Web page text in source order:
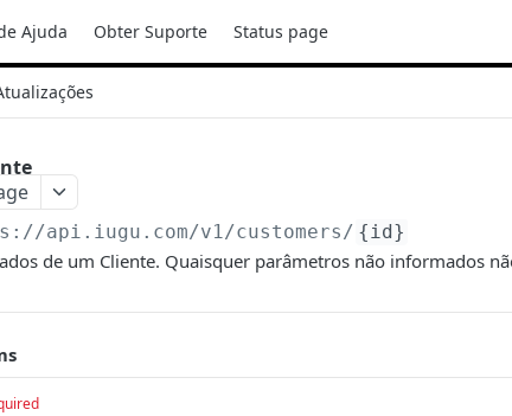
Ajuda Obter Suporte Status page
api.iugu.com/v1/customers/ {id}
de um Cliente. Quaisquer parâmetros não informados